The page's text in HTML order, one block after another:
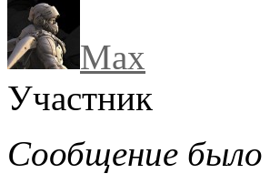
Max
Участник
Сообщение